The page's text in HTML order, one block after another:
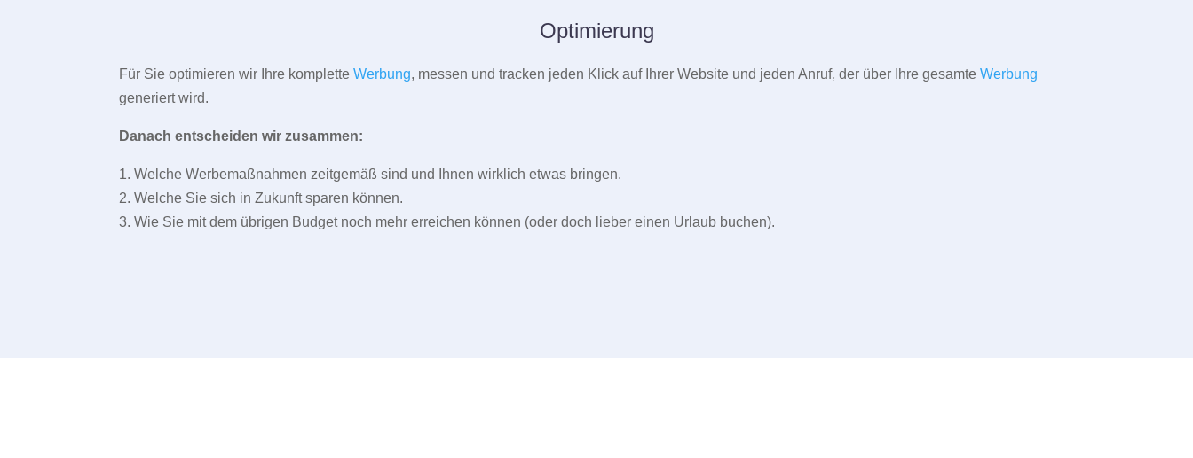
Optimierung
Für Sie optimieren wir Ihre kompletteWerbung, messen und tracken jeden Klick auf Ihrer Website und jeden Anruf, der über Ihre gesamteWerbung
generiert wird.
Danach entscheiden wir zusammen:
1. Welche Werbemaßnahmen zeitgemäß sind und Ihnen wirklich etwas bringen.
2. Welche Sie sich in Zukunft sparen können.
3. Wie Sie mit dem übrigen Budget noch mehr erreichen können (oder doch lieber einen Urlaub buchen).